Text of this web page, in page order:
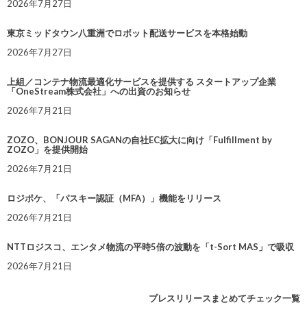
2026年7月27日
東京ミッドタウン八重洲でロボット配送サービスを本格始動
2026年7月27日
上組／コンテナ物流最適化サービスを提供する スタートアップ企業
「OneStream株式会社」への出資のお知らせ
2026年7月21日
ZOZO、BONJOUR SAGANの自社EC拡大に向け「Fulfillment by
ZOZO」を提供開始
2026年7月21日
ロジポケ、「パスキー認証（MFA）」機能をリリース
2026年7月21日
NTTロジスコ、エンタメ物流の平時5倍の波動を「t-Sort MAS」で吸収
2026年7月21日
プレスリリースまとめてチェック一覧